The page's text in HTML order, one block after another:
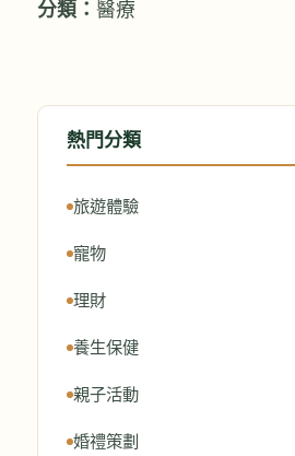
分類： 醫療
熱門分類
旅遊體驗
寵物
理財
養生保健
親子活動
婚禮策劃